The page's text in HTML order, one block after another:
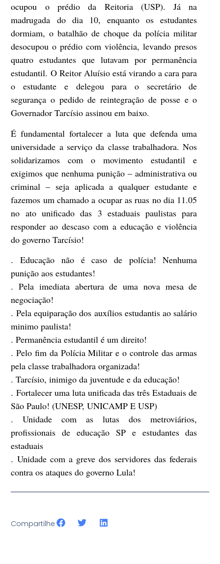
ocupou o prédio da Reitoria (USP). Já na
madrugada do dia 10, enquanto os estudantes
dormiam, o batalhão de choque da polícia militar
desocupou o prédio com violência, levando presos
quatro estudantes que lutavam por permanência
estudantil. O Reitor Aluísio está virando a cara para
o estudante e delegou para o secretário de
segurança o pedido de reintegração de posse e o
Governador Tarcísio assinou em baixo.
É fundamental fortalecer a luta que defenda uma
universidade a serviço da classe trabalhadora. Nos
solidarizamos com o movimento estudantil e
exigimos que nenhuma punição – administrativa ou
criminal – seja aplicada a qualquer estudante e
fazemos um chamado a ocupar as ruas no dia 11.05
no ato unificado das 3 estaduais paulistas para
responder ao descaso com a educação e violência
do governo Tarcísio!
. Educação não é caso de polícia! Nenhuma
punição aos estudantes!
. Pela imediata abertura de uma nova mesa de
negociação!
. Pela equiparação dos auxílios estudantis ao salário
minimo paulista!
. Permanência estudantil é um direito!
. Pelo fim da Polícia Militar e o controle das armas
pela classe trabalhadora organizada!
. Tarcísio, inimigo da juventude e da educação!
. Fortalecer uma luta unificada das três Estaduais de
São Paulo! (UNESP, UNICAMP E USP)
. Unidade com as lutas dos metroviários,
profissionais de educação SP e estudantes das
estaduais
. Unidade com a greve dos servidores das federais
contra os ataques do governo Lula!
Compartilhe